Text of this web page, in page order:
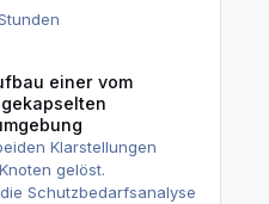
hast.
einer vom
Klarstellungen
gelöst.
Schutzbedarfsanalyse